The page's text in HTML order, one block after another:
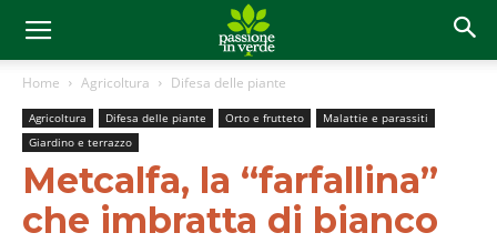
Home Agricoltura Difesa delle piante
Agricoltura Difesa delle piante Orto e frutteto
Malattie e parassiti
Giardino e terrazzo
Metcalfa, la “farfallina”
che imbratta di bianco